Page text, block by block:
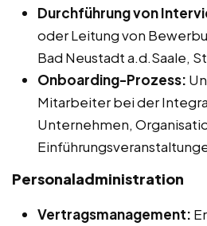
Durchführung von
oder Leitung von
Bad Neustadt a.d.Saale,
Onboarding-Prozess:
Mitarbeiter bei der
Unternehmen,
Personaladministration
Vertragsmanagement: